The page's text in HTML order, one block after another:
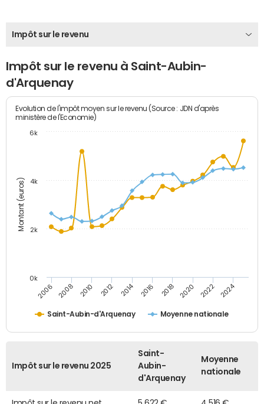
Impôt sur le revenu
Impôt sur le revenu à Saint-Aubin-
d'Arquenay
Montant (euros)
Evolution de l'impôt moyen sur le revenu (Source : JDN d'après
ministère de l'Economie)
Saint-Aubin-d'Arquenay Moyenne nationale
2006 2008 2010 2012 2014 2016 2018 2020 2022 2024
0k
2k
4k
6k
Impôt sur le revenu 2025
Saint-
Aubin-
d'Arquenay
Moyenne
nationale